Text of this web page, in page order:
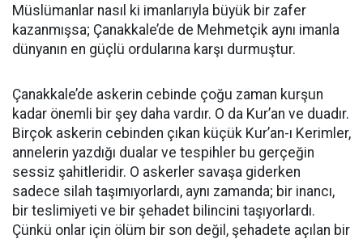
Müslümanlar nasıl ki imanlarıyla büyük bir zafer
kazanmışsa; Çanakkale’de de Mehmetçik aynı imanla
dünyanın en güçlü ordularına karşı durmuştur.
Çanakkale’de askerin cebinde çoğu zaman kurşun
kadar önemli bir şey daha vardır. O da Kur’an ve duadır.
Birçok askerin cebinden çıkan küçük Kur’an-ı Kerimler,
annelerin yazdığı dualar ve tespihler bu gerçeğin
sessiz şahitleridir. O askerler savaşa giderken
sadece silah taşımıyorlardı, aynı zamanda; bir inancı,
bir teslimiyeti ve bir şehadet bilincini taşıyorlardı.
Çünkü onlar için ölüm bir son değil, şehadete açılan bir